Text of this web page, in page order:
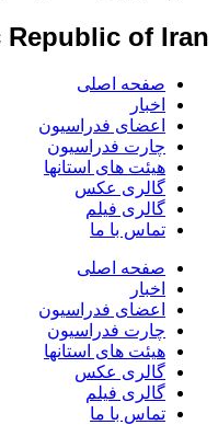
of Iran
صفحه اصلی
اخبار
اعضای فدراسیون
چارت فدراسیون
هیئت های استانها
گالری عکس
گالری فیلم
تماس با ما
صفحه اصلی
اخبار
اعضای فدراسیون
چارت فدراسیون
هیئت های استانها
گالری عکس
گالری فیلم
تماس با ما